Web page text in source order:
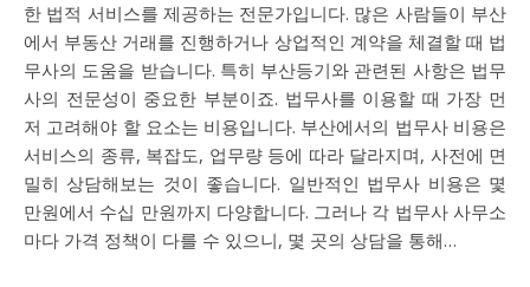
한 법적 서비스를 제공하는 전문가입니다. 많은 사람들이 부산
에서 부동산 거래를 진행하거나 상업적인 계약을 체결할 때 법
무사의 도움을 받습니다. 특히 부산등기와 관련된 사항은 법무
사의 전문성이 중요한 부분이죠. 법무사를 이용할 때 가장 먼
저 고려해야 할 요소는 비용입니다. 부산에서의 법무사 비용은
서비스의 종류, 복잡도, 업무량 등에 따라 달라지며, 사전에 면
밀히 상담해보는 것이 좋습니다. 일반적인 법무사 비용은 몇
만원에서 수십 만원까지 다양합니다. 그러나 각 법무사 사무소
마다 가격 정책이 다를 수 있으니, 몇 곳의 상담을 통해…